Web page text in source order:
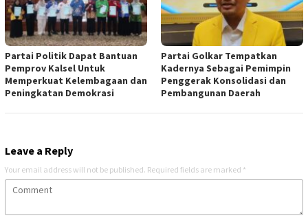
Partai Politik Dapat Bantuan
Pemprov Kalsel Untuk
Memperkuat Kelembagaan dan
Peningkatan Demokrasi
Partai Golkar Tempatkan
Kadernya Sebagai Pemimpin
Penggerak Konsolidasi dan
Pembangunan Daerah
Leave a Reply
Your email address will not be published. Required fields are marked *